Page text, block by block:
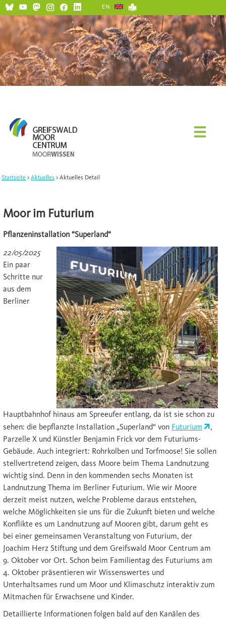
EN
Startseite Aktuelles Aktuelles Detail
Moor im Futurium
Pflanzeninstallation “Superland“
22/05/2025
Ein paar
Schritte nur
aus dem
Berliner
Hauptbahnhof hinaus am Spreeufer entlang, da ist sie schon zu
sehen: die bepflanzte Installation „Superland“ von Futurium
,
Parzelle X und Künstler Benjamin Frick vor dem Futuriums-
Gebäude. Auch integriert: Rohrkolben und Torfmoose! Sie sollen
stellvertretend zeigen, dass Moore beim Thema Landnutzung
wichtig sind. Denn in den kommenden sechs Monaten ist
Landnutzung Thema im Berliner Futurium. Wie wir Moore
derzeit meist nutzen, welche Probleme daraus entstehen,
welche Möglichkeiten sie uns für die Zukunft bieten und welche
Konflikte es um Landnutzung auf Mooren gibt, darum geht es
bei einer gemeinsamen Veranstaltung von Futurium, der
Joachim Herz Stiftung und dem Greifswald Moor Centrum am
9. Oktober vor Ort. Schon beim Familientag des Futuriums am
4. Oktober präsentieren wir Wissenswertes und
Unterhaltsames rund um Moor und Klimaschutz interaktiv zum
Mitmachen für Erwachsene und Kinder.
Detaillierte Informationen folgen bald auf den Kanälen des